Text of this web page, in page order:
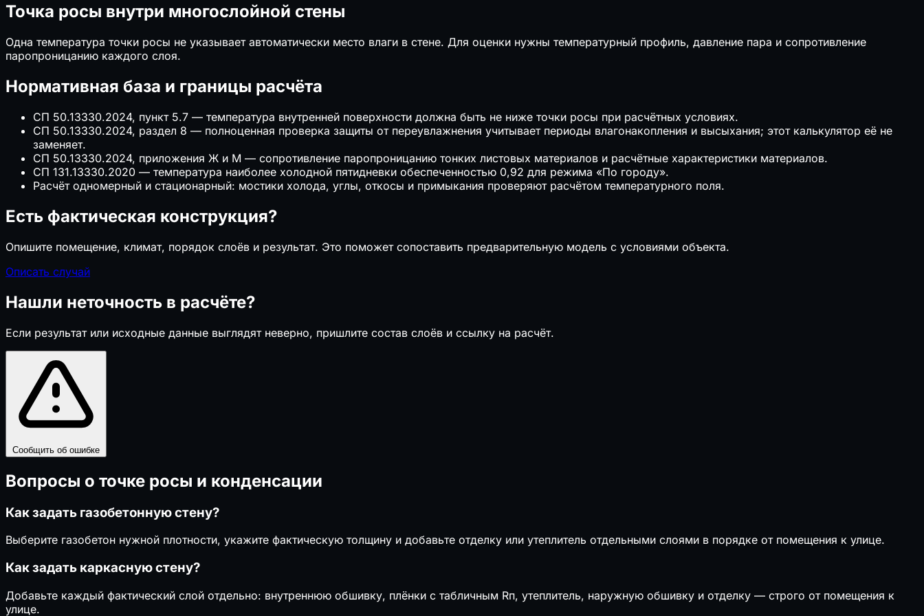
Точка росы внутри многослойной стены
Одна температура точки росы не указывает автоматически место влаги в стене. Для оценки нужны температурный профиль, давление пара и сопротивление
паропроницанию каждого слоя.
Нормативная база и границы расчёта
СП 50.13330.2024, пункт 5.7 — температура внутренней поверхности должна быть не ниже точки росы при расчётных условиях.
СП 50.13330.2024, раздел 8 — полноценная проверка защиты от переувлажнения учитывает периоды влагонакопления и высыхания; этот калькулятор её не
заменяет.
СП 50.13330.2024, приложения Ж и М — сопротивление паропроницанию тонких листовых материалов и расчётные характеристики материалов.
СП 131.13330.2020 — температура наиболее холодной пятидневки обеспеченностью 0,92 для режима «По городу».
Расчёт одномерный и стационарный: мостики холода, углы, откосы и примыкания проверяют расчётом температурного поля.
Есть фактическая конструкция?
Опишите помещение, климат, порядок слоёв и результат. Это поможет сопоставить предварительную модель с условиями объекта.
Описать случай
Нашли неточность в расчёте?
Если результат или исходные данные выглядят неверно, пришлите состав слоёв и ссылку на расчёт.
Сообщить об ошибке
Вопросы о точке росы и конденсации
Как задать газобетонную стену?
Выберите газобетон нужной плотности, укажите фактическую толщину и добавьте отделку или утеплитель отдельными слоями в порядке от помещения к улице.
Как задать каркасную стену?
Добавьте каждый фактический слой отдельно: внутреннюю обшивку, плёнки с табличным Rп, утеплитель, наружную обшивку и отделку — строго от помещения к
улице.